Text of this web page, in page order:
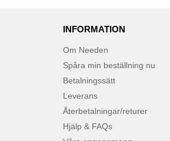
INFORMATION
Om Needen
Spåra min beställning nu
Betalningssätt
Leverans
Återbetalningar/returer
Hjälp & FAQs